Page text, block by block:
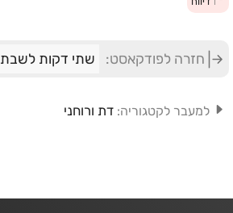
חזרה לפודקאסט: שתי דקות לשבת
למעבר לקטגוריה: דת ורוחני